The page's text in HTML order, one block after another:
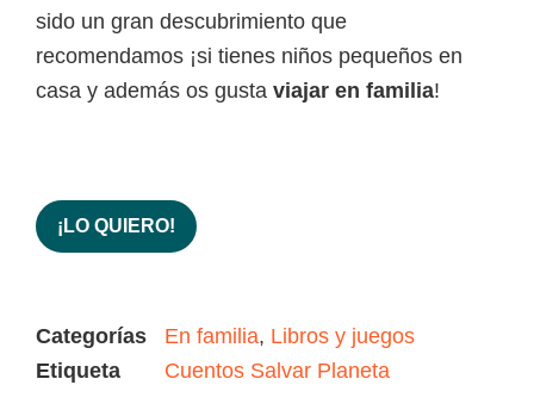
sido un gran descubrimiento que
recomendamos ¡si tienes niños pequeños en
casa y además os gusta viajar en familia!
¡LO QUIERO!
Categorías En familia, Libros y juegos
Etiqueta
Cuentos Salvar Planeta